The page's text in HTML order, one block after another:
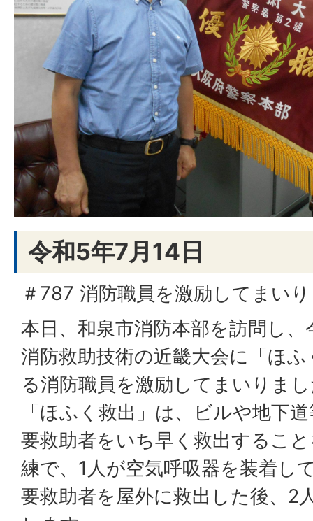
令和5年7月14日
＃787 消防職員を激励してまい
本日、和泉市消防本部を訪問し
消防救助技術の近畿大会に「ほ
る消防職員を激励してまいりま
「ほふく救出」は、ビルや地下
要救助者をいち早く救出するこ
練で、1人が空気呼吸器を装着し
要救助者を屋外に救出した後、2